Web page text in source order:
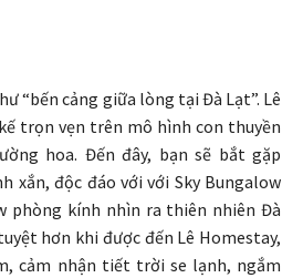
“bến cảng giữa lòng tại Đà Lạt”. Lê
trọn vẹn trên mô hình con thuyền
hoa. Đến đây, bạn sẽ bắt gặp
xắn, độc đáo với với Sky Bungalow
phòng kính nhìn ra thiên nhiên Đà
hơn khi được đến Lê Homestay,
cảm nhận tiết trời se lạnh, ngắm